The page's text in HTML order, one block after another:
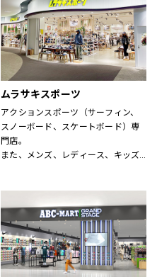
ムラサキスポーツ
アクションスポーツ（サーフィン、
スノーボード、スケートボード）専
門店。
また、メンズ、レディース、キッズ
ンドが揃います。
アクションスポーツスペシャリスト
が在籍していますので、ビギナーの
方からエキスパートの方までお任せ
下さい。